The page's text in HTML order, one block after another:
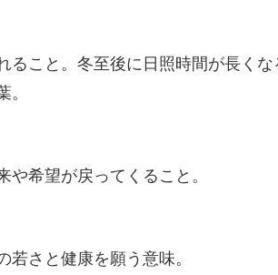
ること。冬至後に日照時間が長く
希望が戻ってくること。
さと健康を願う意味。